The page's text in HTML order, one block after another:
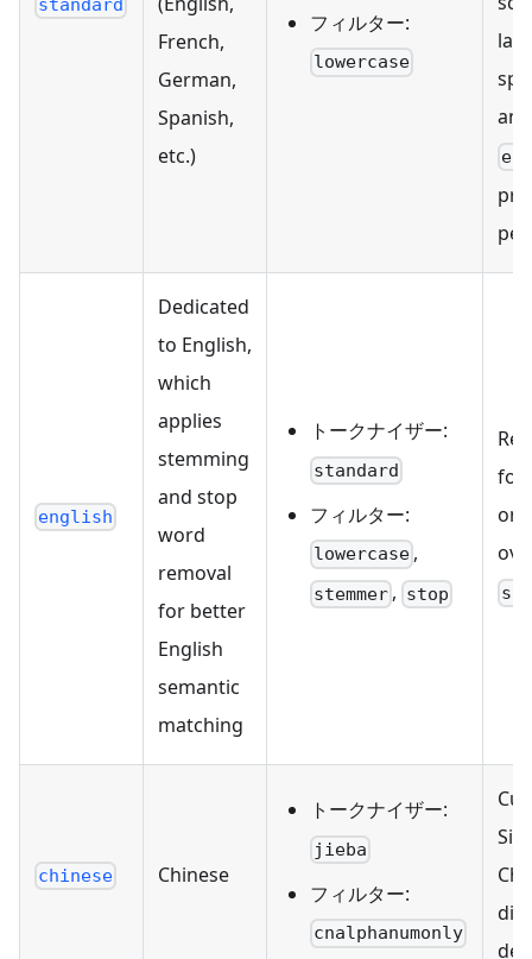
standard
French,
German,
Spanish,
etc.)
フィルター:
lowercase
english
Dedicated
to English,
which
applies
stemming
and stop
word
removal
for better
English
semantic
matching
トークナイザー:
standard
フィルター:
lowercase ,
stemmer , stop
for
chinese Chinese
トークナイザー:
jieba
フィルター:
cnalphanumonly